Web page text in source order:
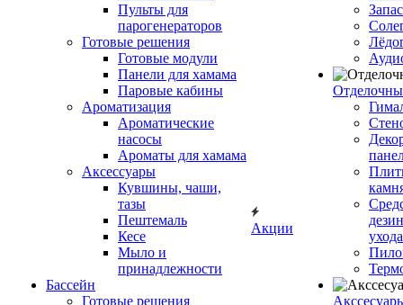
Пульты для
парогенераторов
Готовые решения
Готовые модули
Панели для хамама
Паровые кабины
Ароматизация
Ароматические
насосы
Ароматы для хамама
Аксессуары
Кувшины, чаши,
тазы
Пештемаль
Кесе
Мыло и
принадлежности
Бассейн
Готовые решения
Акции
ухода